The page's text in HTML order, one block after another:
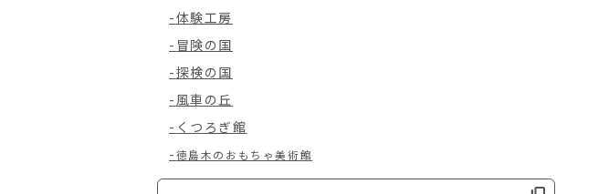
体験工房
冒険の国
探検の国
風車の丘
くつろぎ館
徳島木のおもちゃ美術館